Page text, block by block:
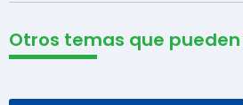
Otros temas que